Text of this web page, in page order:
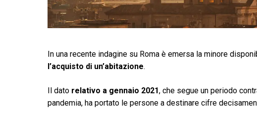
In una recente indagine su Roma è emersa la minore
l’acquisto di un’abitazione.
Il dato relativo a gennaio 2021, che segue un periodo
pandemia, ha portato le persone a destinare cifre